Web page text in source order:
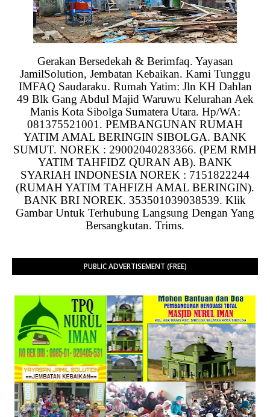
Gerakan Bersedekah & Berimfaq. Yayasan
JamilSolution, Jembatan Kebaikan. Kami Tunggu
IMFAQ Saudaraku. Rumah Yatim: Jln KH Dahlan
49 Blk Gang Abdul Majid Waruwu Kelurahan Aek
Manis Kota Sibolga Sumatera Utara. Hp/WA:
081375521001. PEMBANGUNAN RUMAH
YATIM AMAL BERINGIN SIBOLGA. BANK
SUMUT. NOREK : 29002040283366. (PEM RMH
YATIM TAHFIDZ QURAN AB). BANK
SYARIAH INDONESIA NOREK : 7151822244
(RUMAH YATIM TAHFIZH AMAL BERINGIN).
BANK BRI NOREK. 353501039038539. Klik
Gambar Untuk Terhubung Langsung Dengan Yang
Bersangkutan. Trims.
PUBLIC ADVERTISEMENT (FREE)